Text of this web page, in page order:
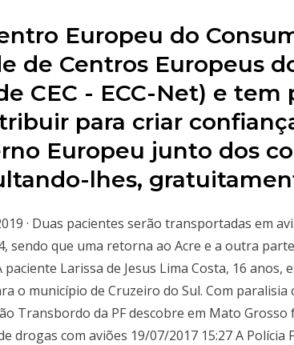
Europeu do
de Centros Europeus
CEC - ECC-Net) e tem
para criar
Europeu junto dos
lhes,
· Duas pacientes serão transportadas em
sendo que uma retorna ao Acre e a outra
paciente Larissa de Jesus Lima Costa, 16
o município de Cruzeiro do Sul. Com
Transbordo da PF descobre em Mato
drogas com aviões 19/07/2017 15:27 A